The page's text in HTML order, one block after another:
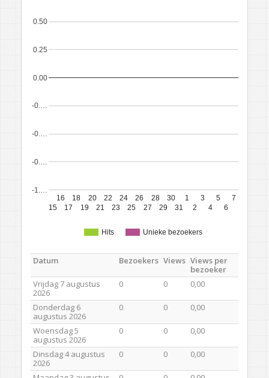
Hits Unieke bezoekers
15
16
17
18
19
20
21
22
23
24
25
26
27
28
29
30
31
1
2
3
4
5
6
7
-1.…
-0.…
-0.…
-0.…
0.00
0.25
0.50
Datum Bezoekers Views Views per
bezoeker
Vrijdag 7 augustus
2026
0 0 0,00
Donderdag 6
augustus 2026
0 0 0,00
Woensdag 5
augustus 2026
0 0 0,00
Dinsdag 4 augustus
2026
0 0 0,00